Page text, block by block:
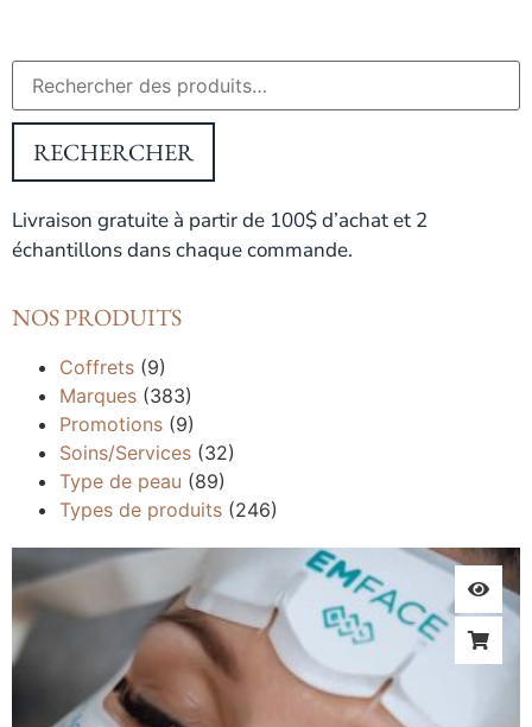
RECHERCHER
Livraison gratuite à partir de 100$ d’achat et 2
échantillons dans chaque commande.
NOS PRODUITS
Coffrets (9)
Marques (383)
Promotions (9)
Soins/Services (32)
Type de peau (89)
Types de produits (246)